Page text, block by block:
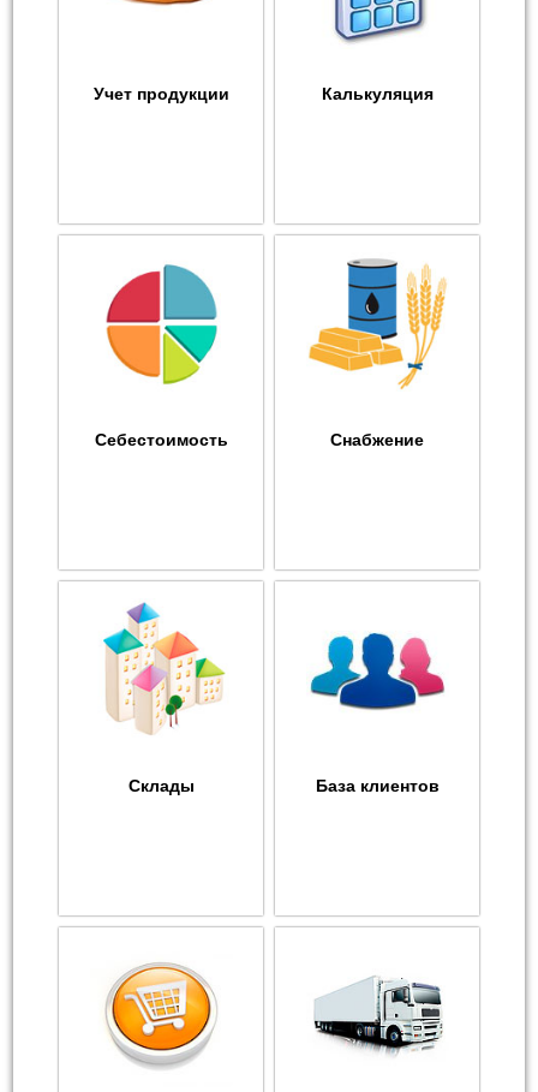
Учет продукции Калькуляция
Себестоимость Снабжение
Склады База клиентов